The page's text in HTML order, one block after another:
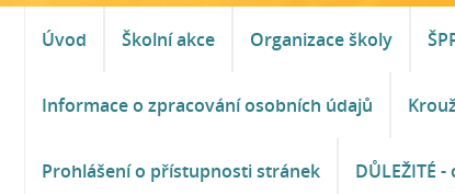
Úvod Školní akce Organizace školy
Informace o zpracování osobních údajů
Prohlášení o přístupnosti stránek DŮLEŽITÉ